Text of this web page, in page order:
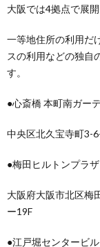
大阪では4拠点で展
一等地住所の利用だ
スの利用などの独自
す。
●心斎橋 本町南ガー
中央区北久宝寺町3-
●梅田ヒルトンプラ
大阪府大阪市北区梅
ー19F
●江戸堀センタービル